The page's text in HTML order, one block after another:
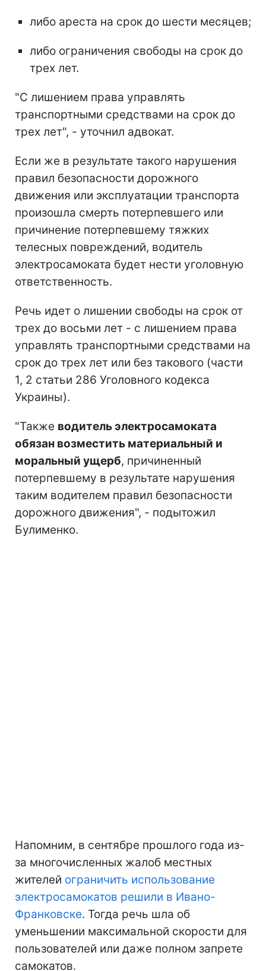
либо ареста на срок до шести месяцев;
либо ограничения свободы на срок до
трех лет.
"С лишением права управлять
транспортными средствами на срок до
трех лет", - уточнил адвокат.
Если же в результате такого нарушения
правил безопасности дорожного
движения или эксплуатации транспорта
произошла смерть потерпевшего или
причинение потерпевшему тяжких
телесных повреждений, водитель
электросамоката будет нести уголовную
ответственность.
Речь идет о лишении свободы на срок от
трех до восьми лет - с лишением права
управлять транспортными средствами на
срок до трех лет или без такового (части
1, 2 статьи 286 Уголовного кодекса
Украины).
"Также водитель электросамоката
обязан возместить материальный и
моральный ущерб, причиненный
потерпевшему в результате нарушения
таким водителем правил безопасности
дорожного движения", - подытожил
Булименко.
Напомним, в сентябре прошлого года из-
за многочисленных жалоб местных
жителей ограничить использование
электросамокатов решили в Ивано-
Франковске. Тогда речь шла об
уменьшении максимальной скорости для
пользователей или даже полном запрете
самокатов.